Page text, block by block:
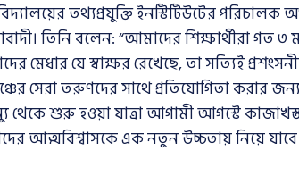
তথ্যপ্রযুক্তি ইনস্টিটিউটের
তিনি বলেন: “আমাদের শিক্ষার্থীরা গত ৩
মেধার যে স্বাক্ষর রেখেছে, তা সত্যিই
সেরা তরুণদের সাথে প্রতিযোগিতা করার
থেকে শুরু হওয়া যাত্রা আগামী আগস্টে
আত্মবিশ্বাসকে এক নতুন উচ্চতায় নিয়ে